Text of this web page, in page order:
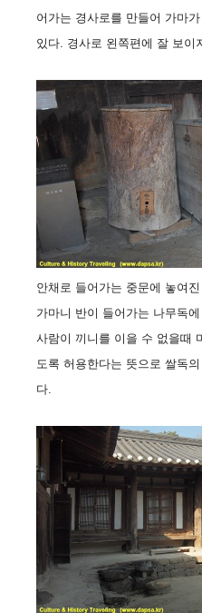
어가는 경사로를 만들어 가마
있다. 경사로 왼쪽편에 잘 보이
안채로 들어가는 중문에 놓여진
가마니 반이 들어가는 나무독
사람이 끼니를 이을 수 없을때
도록 허용한다는 뜻으로 쌀독
다.